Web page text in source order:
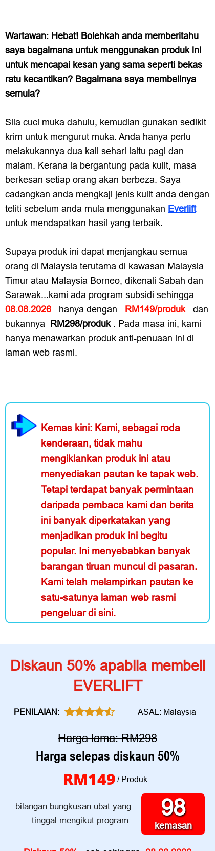
Wartawan: Hebat! Bolehkah anda memberitahu
saya bagaimana untuk menggunakan produk ini
untuk mencapai kesan yang sama seperti bekas
ratu kecantikan? Bagaimana saya membelinya
semula?
Sila cuci muka dahulu, kemudian gunakan sedikit
krim untuk mengurut muka. Anda hanya perlu
melakukannya dua kali sehari iaitu pagi dan
malam. Kerana ia bergantung pada kulit, masa
berkesan setiap orang akan berbeza. Saya
cadangkan anda mengkaji jenis kulit anda dengan
teliti sebelum anda mula menggunakan Everlift
untuk mendapatkan hasil yang terbaik.
Supaya produk ini dapat menjangkau semua
orang di Malaysia terutama di kawasan Malaysia
Timur atau Malaysia Borneo, dikenali Sabah dan
Sarawak...kami ada program subsidi sehingga
08.08.2026
hanya dengan RM149/produk
dan
bukannya RM298/produk . Pada masa ini, kami
hanya menawarkan produk anti-penuaan ini di
laman web rasmi.
Kemas kini: Kami, sebagai roda
kenderaan, tidak mahu
mengiklankan produk ini atau
menyediakan pautan ke tapak web.
Tetapi terdapat banyak permintaan
daripada pembaca kami dan berita
ini banyak diperkatakan yang
menjadikan produk ini begitu
popular. Ini menyebabkan banyak
barangan tiruan muncul di pasaran.
Kami telah melampirkan pautan ke
satu-satunya laman web rasmi
pengeluar di sini.
Harga lama: RM298
Harga selepas diskaun 50%
Diskaun 50% apabila membeli
EVERLIFT
PENILAIAN: ASAL: Malaysia
bilangan bungkusan ubat yang
tinggal mengikut program:
98
kemasan
/ Produk
RM149